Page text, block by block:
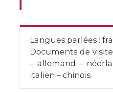
Langues parlées :
Documents de
– allemand –
italien – chinois.